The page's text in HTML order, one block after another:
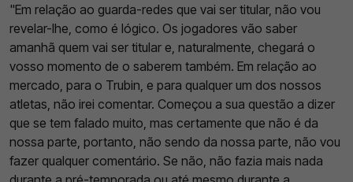
"Em relação ao guarda-redes que vai ser titular, não vou
revelar-lhe, como é lógico. Os jogadores vão saber
amanhã quem vai ser titular e, naturalmente, chegará o
vosso momento de o saberem também. Em relação ao
mercado, para o Trubin, e para qualquer um dos nossos
atletas, não irei comentar. Começou a sua questão a dizer
que se tem falado muito, mas certamente que não é da
nossa parte, portanto, não sendo da nossa parte, não vou
fazer qualquer comentário. Se não, não fazia mais nada